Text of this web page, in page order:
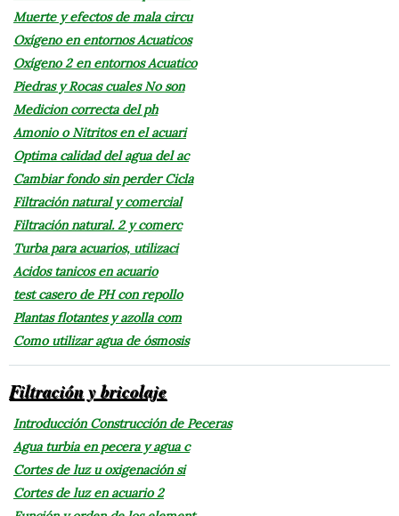
Muerte y efectos de mala circu
Oxígeno en entornos Acuaticos
Oxígeno 2 en entornos Acuatico
Piedras y Rocas cuales No son
Medicion correcta del ph
Amonio o Nitritos en el acuari
Optima calidad del agua del ac
Cambiar fondo sin perder Cicla
Filtración natural y comercial
Filtración natural. 2 y comerc
Turba para acuarios, utilizaci
Acidos tanicos en acuario
test casero de PH con repollo
Plantas flotantes y azolla com
Como utilizar agua de ósmosis
Filtración y bricolaje
Introducción Construcción de Peceras
Agua turbia en pecera y agua c
Cortes de luz u oxigenación si
Cortes de luz en acuario 2